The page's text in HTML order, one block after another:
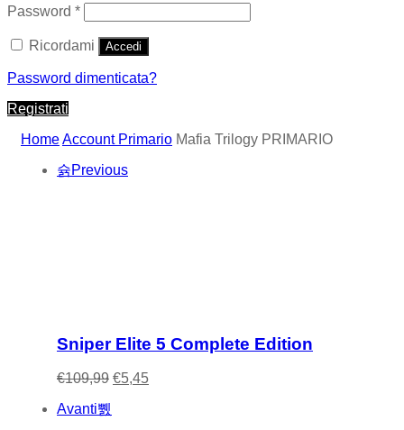
Password *Richiesto
Ricordami Accedi
Password dimenticata?
Registrati
HomeAccount Primario Mafia Trilogy PRIMARIO
Previous
Sniper Elite 5 Complete Edition
€109,99 Il
€5,45Il
Avanti